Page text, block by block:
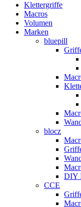
Klettergriffe
Macros
Volumen
Marken
bluepill
blocz
DIY
CCE